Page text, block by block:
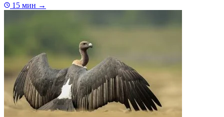
15 мин →